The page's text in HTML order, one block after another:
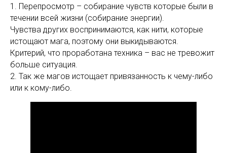
1. Перепросмотр – собирание чувств которые были в
течении всей жизни (собирание энергии).
Чувства других воспринимаются, как нити, которые
истощают мага, поэтому они выкидываются.
Критерий, что проработана техника – вас не тревожит
больше ситуация.
2. Так же магов истощает привязанность к чему-либо
или к кому-либо.